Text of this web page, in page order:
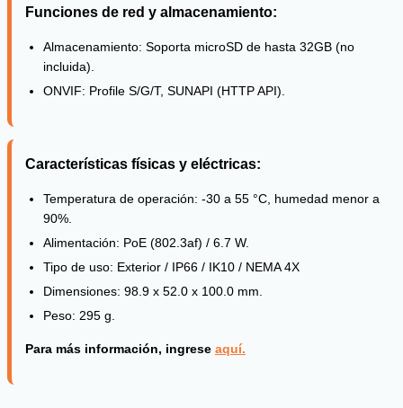
Funciones de red y almacenamiento:
Almacenamiento: Soporta microSD de hasta 32GB (no
incluida).
ONVIF: Profile S/G/T, SUNAPI (HTTP API).
Características físicas y eléctricas:
Temperatura de operación: -30 a 55 °C, humedad menor a
90%.
Alimentación: PoE (802.3af) / 6.7 W.
Tipo de uso: Exterior / IP66 / IK10 / NEMA 4X
Dimensiones: 98.9 x 52.0 x 100.0 mm.
Peso: 295 g.
Para más información, ingrese aquí.